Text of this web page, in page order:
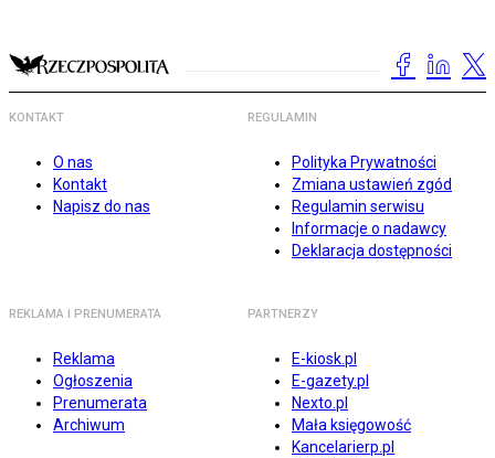
KONTAKT
O nas
Kontakt
Napisz do nas
REGULAMIN
Polityka Prywatności
Zmiana ustawień zgód
Regulamin serwisu
Informacje o nadawcy
Deklaracja dostępności
REKLAMA I PRENUMERATA
Reklama
Ogłoszenia
Prenumerata
Archiwum
PARTNERZY
E-kiosk.pl
E-gazety.pl
Nexto.pl
Mała księgowość
Kancelarierp.pl